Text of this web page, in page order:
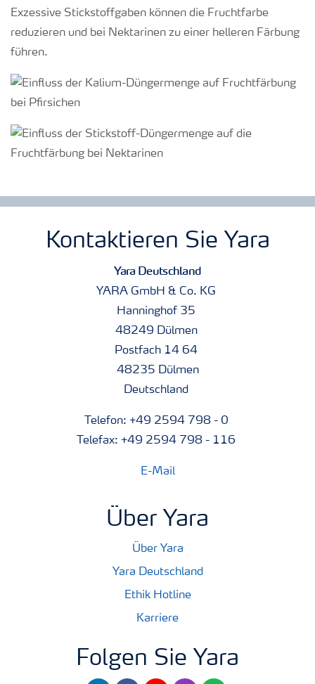
Exzessive Stickstoffgaben können die Fruchtfarbe
reduzieren und bei Nektarinen zu einer helleren Färbung
führen.
Kontaktieren Sie Yara
Yara Deutschland
YARA GmbH & Co. KG
Hanninghof 35
48249 Dülmen
Postfach 14 64
48235 Dülmen
Deutschland
Telefon: +49 2594 798 - 0
Telefax: +49 2594 798 - 116
E-Mail
Über Yara
Über Yara
Yara Deutschland
Ethik Hotline
Karriere
Folgen Sie Yara